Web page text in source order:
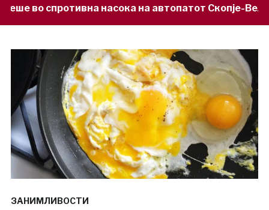
на автопатот Скопје-Велес 7 hours ago
ЗАНИМЛИВОСТИ